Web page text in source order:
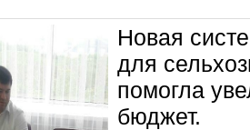
Новая
для
помогла
бюджет.